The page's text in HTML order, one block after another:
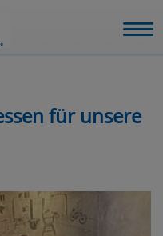
für unsere